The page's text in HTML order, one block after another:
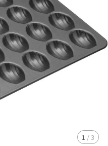
1 /3